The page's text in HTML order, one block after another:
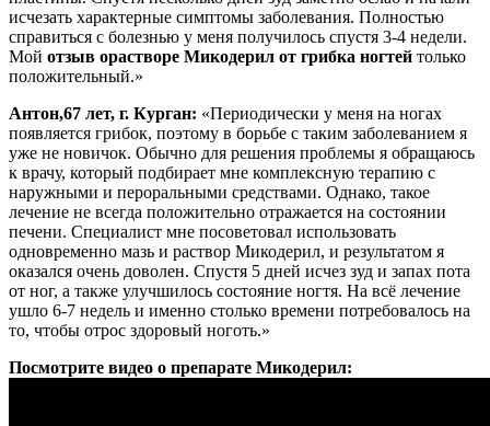
исчезать характерные симптомы заболевания. Полностью
справиться с болезнью у меня получилось спустя 3-4 недели.
Мой отзыв орастворе Микодерил от грибка ногтей только
положительный.»
Антон,67 лет, г. Курган: «Периодически у меня на ногах
появляется грибок, поэтому в борьбе с таким заболеванием я
уже не новичок. Обычно для решения проблемы я обращаюсь
к врачу, который подбирает мне комплексную терапию с
наружными и пероральными средствами. Однако, такое
лечение не всегда положительно отражается на состоянии
печени. Специалист мне посоветовал использовать
одновременно мазь и раствор Микодерил, и результатом я
оказался очень доволен. Спустя 5 дней исчез зуд и запах пота
от ног, а также улучшилось состояние ногтя. На всё лечение
ушло 6-7 недель и именно столько времени потребовалось на
то, чтобы отрос здоровый ноготь.»
Посмотрите видео о препарате Микодерил: